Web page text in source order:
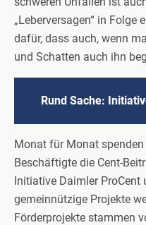
„Leberversagen“ in Folge
dafür, dass auch, wenn
und Schatten auch ihn
Rund Sache:
Monat für Monat
Beschäftigte die Cent-
Initiative Daimler
gemeinnützige Projekte
Förderprojekte stammen